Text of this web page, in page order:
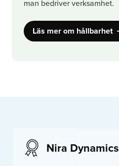
man bedriver verksamhet.
Läs mer om hållbarhet
Nira Dynamics